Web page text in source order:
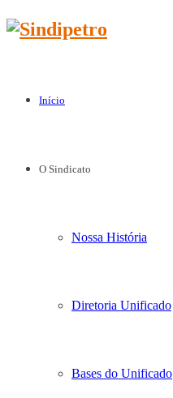
Início
O Sindicato
Nossa História
Diretoria Unificado
Bases do Unificado